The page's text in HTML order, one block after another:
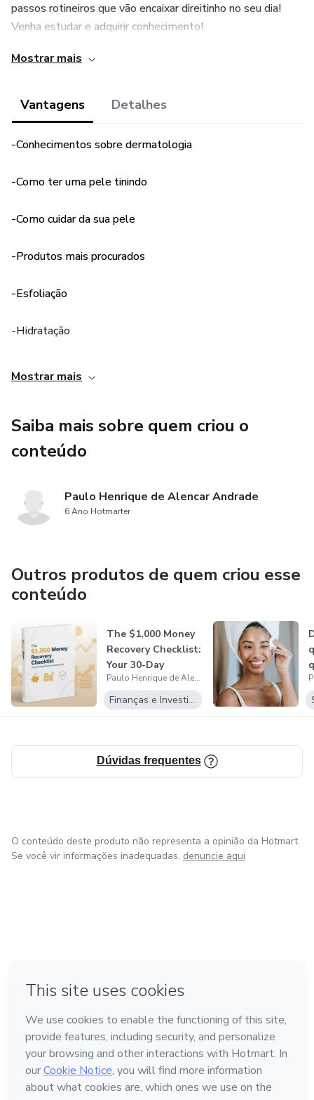
passos rotineiros que vão encaixar direitinho no seu dia!
Venha estudar e adquirir conhecimento!
Este produto não garante a obtenção de resultados.
deve ser interpretada como uma garantia de resultados
Mostrar mais
Vantagens Detalhes
-Conhecimentos sobre dermatologia
-Como ter uma pele tinindo
-Como cuidar da sua pele
-Produtos mais procurados
-Esfoliação
-Hidratação
Este produto não garante a obtenção de resultados.
Mostrar mais
Saiba mais sobre quem criou o
conteúdo
Paulo Henrique de Alencar Andrade
6 Ano Hotmarter
Outros produtos de quem criou esse
conteúdo
The $1,000 Money
Recovery Checklist:
Your 30-Day
Financial S...
Paulo Henrique de Alencar Andrade
Finanças e Investimentos
Dúvidas frequentes
O conteúdo deste produto não representa a opinião da Hotmart.
Se você vir informações inadequadas, denuncie aqui
Feito com ❤ em Bogotá
Conheça a Hotmart